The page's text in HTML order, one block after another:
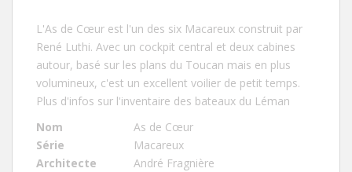
L'As de Cœur est l'un des six Macareux construit par
René Luthi. Avec un cockpit central et deux cabines
autour, basé sur les plans du Toucan mais en plus
volumineux, c'est un excellent voilier de petit temps.
Plus d'infos sur l'inventaire des bateaux du Léman
Nom
As de Cœur
Série
Macareux
Architecte
André Fragnière